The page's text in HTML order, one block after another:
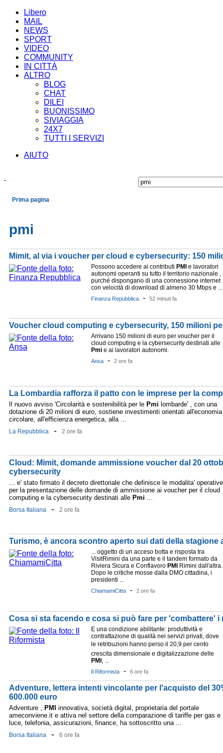
Libero
MAIL
NEWS
SPORT
VIDEO
COMMUNITY
IN CITTÀ
ALTRO
BLOG
CHAT
DILEI
BUONISSIMO
SIVIAGGIA
24X7
TUTTI I SERVIZI
AIUTO
Prima pagina
pmi
Mimit, al via i voucher per cloud e cybersecurity: 150
Possono accedere ai contributi PMI e lavoratori
autonomi operanti su tutto il territorio nazionale ,
purché dispongano di una connessione internet
con velocità di download di almeno 30 Mbps e ...
Finanza Repubblica - 52 minuti fa
Voucher cloud computing e cybersecurity, 150 milioni
Arrivano 150 milioni di euro per voucher per il
cloud computing e la cybersecurity destinati alle
Pmi e ai lavoratori autonomi.
Ansa - 2 ore fa
La Lombardia rafforza il patto con le imprese per la
Il nuovo avviso 'Circolarità e sostenibilità per le Pmi lombarde' , con una
dotazione di 20 milioni di euro, sostiene investimenti orientati all'economia
circolare, all'efficienza energetica, alla ...
La Repubblica - 2 ore fa
Cloud: Mimit, domande ammissione voucher dal 20
cybersecurity
... e' stato firmato il decreto direttoriale che definisce le modalita' operative
per la presentazione delle domande di ammissione ai voucher per il cloud
computing e la cybersecurity destinati alle Pmi ...
Borsa Italiana - 2 ore fa
Turismo, è ancora scontro aperto sui dati della stagione
... oggetto di un acceso botta e risposta tra
VisitRimini da una parte e il tandem formato da
Riviera Sicura e Conflavoro PMI
Rimini dall'altra.
Dopo le critiche mosse dalla DMO cittadina, i
presidenti ...
ChiamamiCitta - 2 ore fa
Cosa si sta facendo e cosa si può fare per 'combattere' i
E una condizione abilitante: produttività e
contrattazione di qualità nei servizi privati, dove
le retribuzioni hanno perso il 20,9 per cento 
crescita dimensionale e digitalizzazione delle
PMI , ...
Il Riformista - 6 ore fa
Adventure, lettera intenti vincolante per l'acquisto del
600.000 euro
Adventure , PMI
innovativa, società digital, proprietaria del portale
ameconviene.it e attiva nel settore della comparazione di tariffe per gas e
luce, telefonia, assicurazioni, finance, ha sottoscritto una ...
Borsa Italiana - 6 ore fa